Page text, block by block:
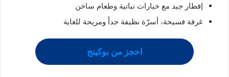
إفطار جيد مع خيارات نباتية وطعام ساخن
غرفة فسيحة، أسرّة نظيفة جداً ومريحة للغاية
احجز من بوكينج